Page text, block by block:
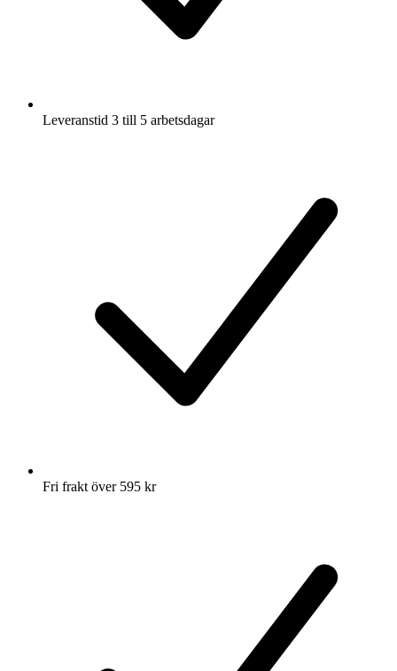
Leveranstid 3 till 5 arbetsdagar
Fri frakt över 595 kr